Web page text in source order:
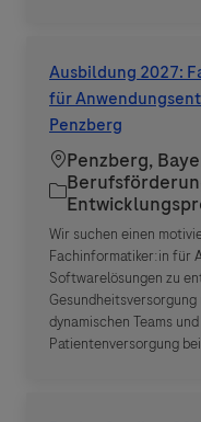
Ausbildung 2027:
für
Penzberg
Standort
Penzberg,
Kategorie
Wir suchen einen
Fachinformatiker:in für
Softwarelösungen zu
dynamischen Teams
Patientenversorgung